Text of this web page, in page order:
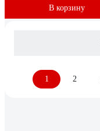
В корзину
1 2